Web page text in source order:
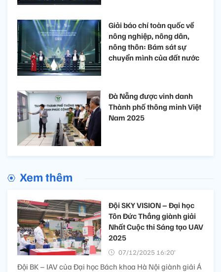
Giải báo chí toàn quốc về
nông nghiệp, nông dân,
nông thôn: Bám sát sự
chuyển mình của đất nước
Đà Nẵng được vinh danh
Thành phố thông minh Việt
Nam 2025
Xem thêm
Đội SKY VISION – Đại học
Tôn Đức Thắng giành giải
Nhất Cuộc thi Sáng tạo UAV
2025
07/12/2025 16:20’
Đội BK – IAV của Đại học Bách khoa Hà Nội giành giải Á